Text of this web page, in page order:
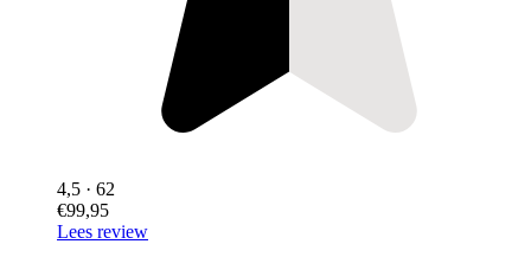
4,5 · 62
€99,95
Lees review